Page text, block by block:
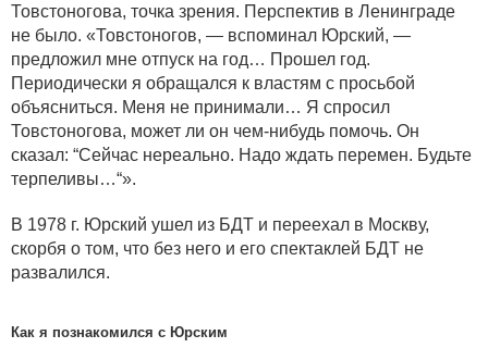
Товстоногова, точка зрения. Перспектив в Ленинграде
не было. «Товстоногов, — вспоминал Юрский, —
предложил мне отпуск на год… Прошел год.
Периодически я обращался к властям с просьбой
объясниться. Меня не принимали… Я спросил
Товстоногова, может ли он чем-нибудь помочь. Он
сказал: “Сейчас нереально. Надо ждать перемен. Будьте
терпеливы…“».
В 1978 г. Юрский ушел из БДТ и переехал в Москву,
скорбя о том, что без него и его спектаклей БДТ не
развалился.
Как я познакомился с Юрским